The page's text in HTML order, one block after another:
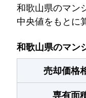
和歌山県のマン
中央値をもとに
和歌山県のマン
売却価格
専有面